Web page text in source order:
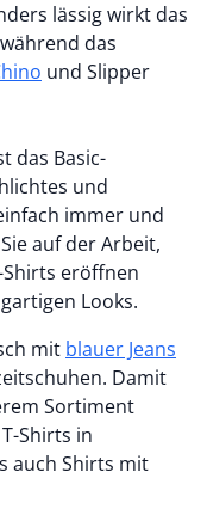
lässig wirkt das
das
und
immer und
auf der Arbeit,
eröffnen
Looks.
mit blauer Jeans
Sortiment
Shirts in
auch Shirts mit